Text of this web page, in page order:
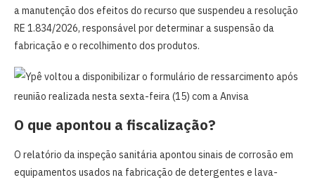
a manutenção dos efeitos do recurso que suspendeu a resolução
RE 1.834/2026, responsável por determinar a suspensão da
fabricação e o recolhimento dos produtos.
O que apontou a fiscalização?
O relatório da inspeção sanitária apontou sinais de corrosão em
equipamentos usados na fabricação de detergentes e lava-